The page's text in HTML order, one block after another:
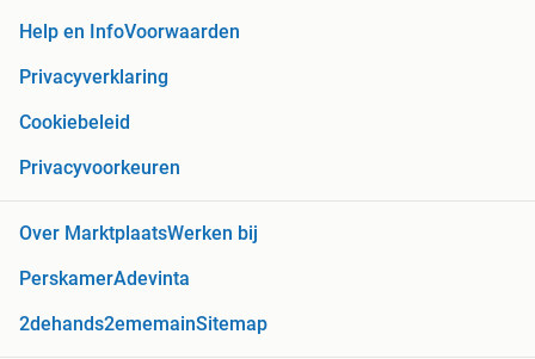
Help en InfoVoorwaarden
Privacyverklaring
Cookiebeleid
Privacyvoorkeuren
Over MarktplaatsWerken bij
PerskamerAdevinta
2dehands2ememainSitemap